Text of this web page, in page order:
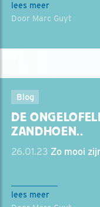
lees meer
Door Marc Guyt
Blog
DE
ZANDHOEN..
26.01.23 Zo mooi
lees meer